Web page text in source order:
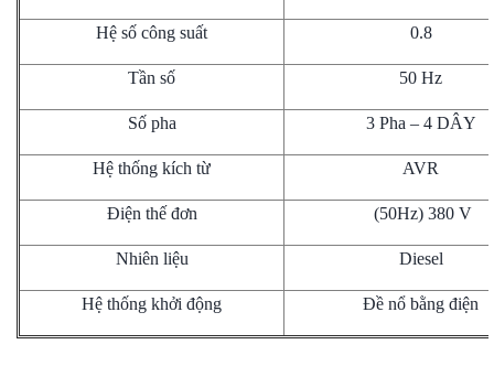
Hệ số công suất 0.8
Tần số 50 Hz
Số pha 3 Pha – 4 DÂY
Hệ thống kích từ AVR
Điện thế đơn (50Hz) 380 V
Nhiên liệu Diesel
Hệ thống khởi động Đề nổ bằng điện